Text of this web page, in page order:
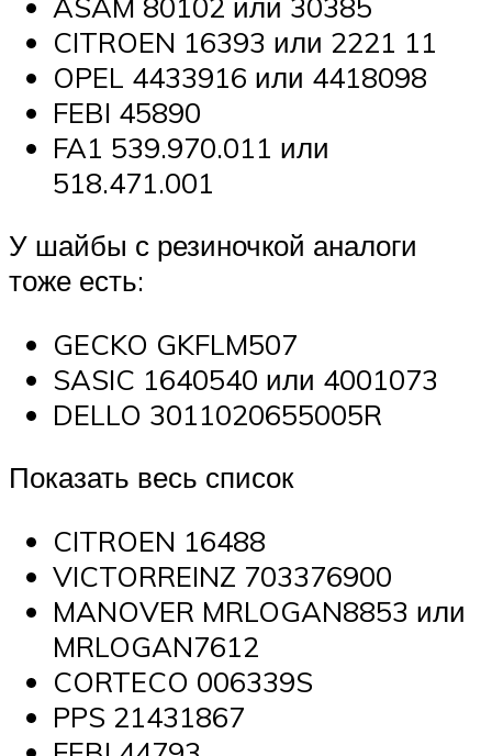
CITROEN 16393 или 2221 11
OPEL 4433916 или 4418098
FEBI 45890
FA1 539.970.011 или
518.471.001
У шайбы с резиночкой аналоги
тоже есть:
GECKO GKFLM507
SASIC 1640540 или 4001073
DELLO 3011020655005R
Показать весь список
CITROEN 16488
VICTORREINZ 703376900
MANOVER MRLOGAN8853 или
MRLOGAN7612
CORTECO 006339S
PPS 21431867